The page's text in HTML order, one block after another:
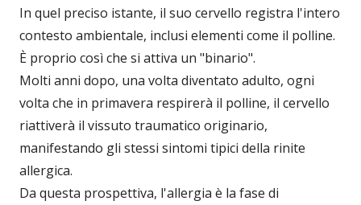
In quel preciso istante, il suo cervello registra l'intero
contesto ambientale, inclusi elementi come il polline.
È proprio così che si attiva un "binario".
Molti anni dopo, una volta diventato adulto, ogni
volta che in primavera respirerà il polline, il cervello
riattiverà il vissuto traumatico originario,
manifestando gli stessi sintomi tipici della rinite
allergica.
Da questa prospettiva, l'allergia è la fase di